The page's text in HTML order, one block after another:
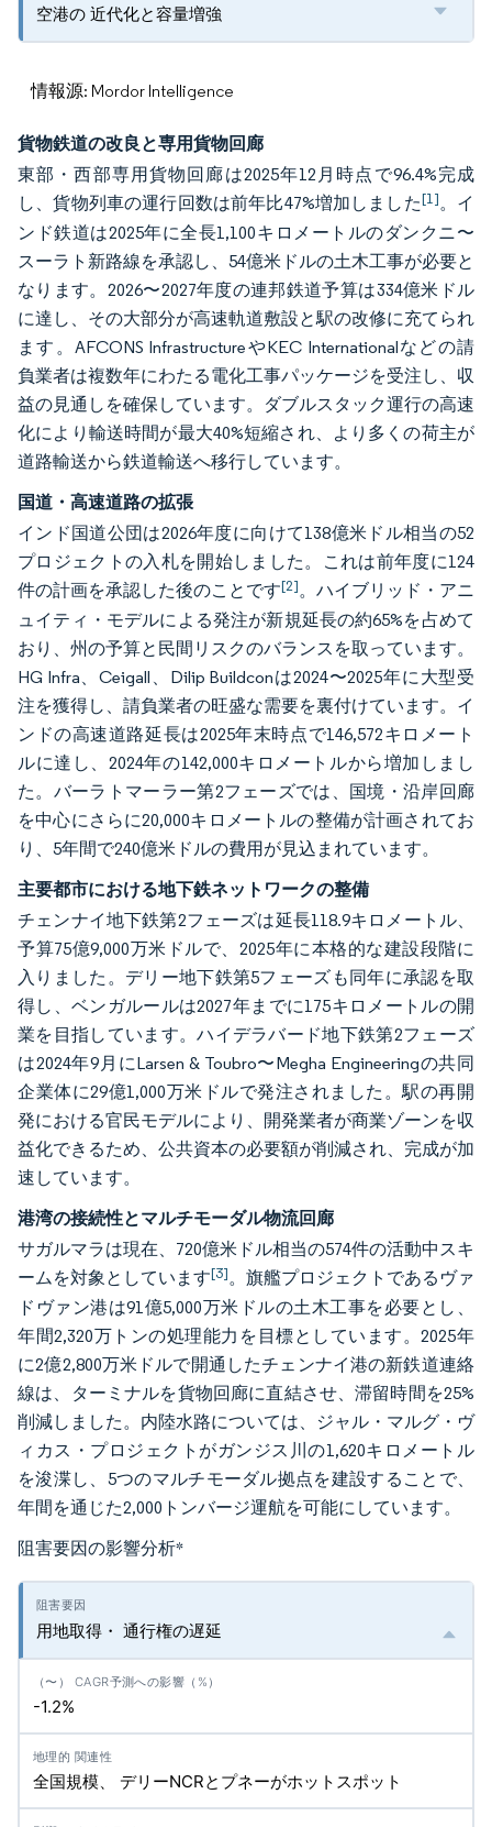
空港の 近代化と容量増強
情報源: Mordor Intelligence
貨物鉄道の改良と専用貨物回廊
東部・西部専用貨物回廊は2025年12月時点で96.4%完成
し、貨物列車の運行回数は前年比47%増加しました[1]。イ
ンド鉄道は2025年に全長1,100キロメートルのダンクニ〜
スーラト新路線を承認し、54億米ドルの土木工事が必要と
なります。2026〜2027年度の連邦鉄道予算は334億米ドル
に達し、その大部分が高速軌道敷設と駅の改修に充てられ
ます。AFCONS InfrastructureやKEC Internationalなどの請
負業者は複数年にわたる電化工事パッケージを受注し、収
益の見通しを確保しています。ダブルスタック運行の高速
化により輸送時間が最大40%短縮され、より多くの荷主が
道路輸送から鉄道輸送へ移行しています。
国道・高速道路の拡張
インド国道公団は2026年度に向けて138億米ドル相当の52
プロジェクトの入札を開始しました。これは前年度に124
件の計画を承認した後のことです[2]。ハイブリッド・アニ
ュイティ・モデルによる発注が新規延長の約65%を占めて
おり、州の予算と民間リスクのバランスを取っています。
HG Infra、Ceigall、Dilip Buildconは2024〜2025年に大型受
注を獲得し、請負業者の旺盛な需要を裏付けています。イ
ンドの高速道路延長は2025年末時点で146,572キロメート
ルに達し、2024年の142,000キロメートルから増加しまし
た。バーラトマーラー第2フェーズでは、国境・沿岸回廊
を中心にさらに20,000キロメートルの整備が計画されてお
り、5年間で240億米ドルの費用が見込まれています。
主要都市における地下鉄ネットワークの整備
チェンナイ地下鉄第2フェーズは延長118.9キロメートル、
予算75億9,000万米ドルで、2025年に本格的な建設段階に
入りました。デリー地下鉄第5フェーズも同年に承認を取
得し、ベンガルールは2027年までに175キロメートルの開
業を目指しています。ハイデラバード地下鉄第2フェーズ
は2024年9月にLarsen & Toubro〜Megha Engineeringの共同
企業体に29億1,000万米ドルで発注されました。駅の再開
発における官民モデルにより、開発業者が商業ゾーンを収
益化できるため、公共資本の必要額が削減され、完成が加
速しています。
港湾の接続性とマルチモーダル物流回廊
サガルマラは現在、720億米ドル相当の574件の活動中スキ
ームを対象としています[3]。旗艦プロジェクトであるヴァ
ドヴァン港は91億5,000万米ドルの土木工事を必要とし、
年間2,320万トンの処理能力を目標としています。2025年
に2億2,800万米ドルで開通したチェンナイ港の新鉄道連絡
線は、ターミナルを貨物回廊に直結させ、滞留時間を25%
削減しました。内陸水路については、ジャル・マルグ・ヴ
ィカス・プロジェクトがガンジス川の1,620キロメートル
を浚渫し、5つのマルチモーダル拠点を建設することで、
年間を通じた2,000トンバージ運航を可能にしています。
阻害要因の影響分析*
用地取得・ 通行権の遅延
-1.2%
全国規模、 デリーNCRとプネーがホットスポット